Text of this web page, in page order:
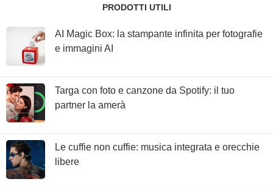
PRODOTTI UTILI
AI Magic Box: la stampante infinita per fotografie
e immagini AI
Targa con foto e canzone da Spotify: il tuo
partner la amerà
Le cuffie non cuffie: musica integrata e orecchie
libere